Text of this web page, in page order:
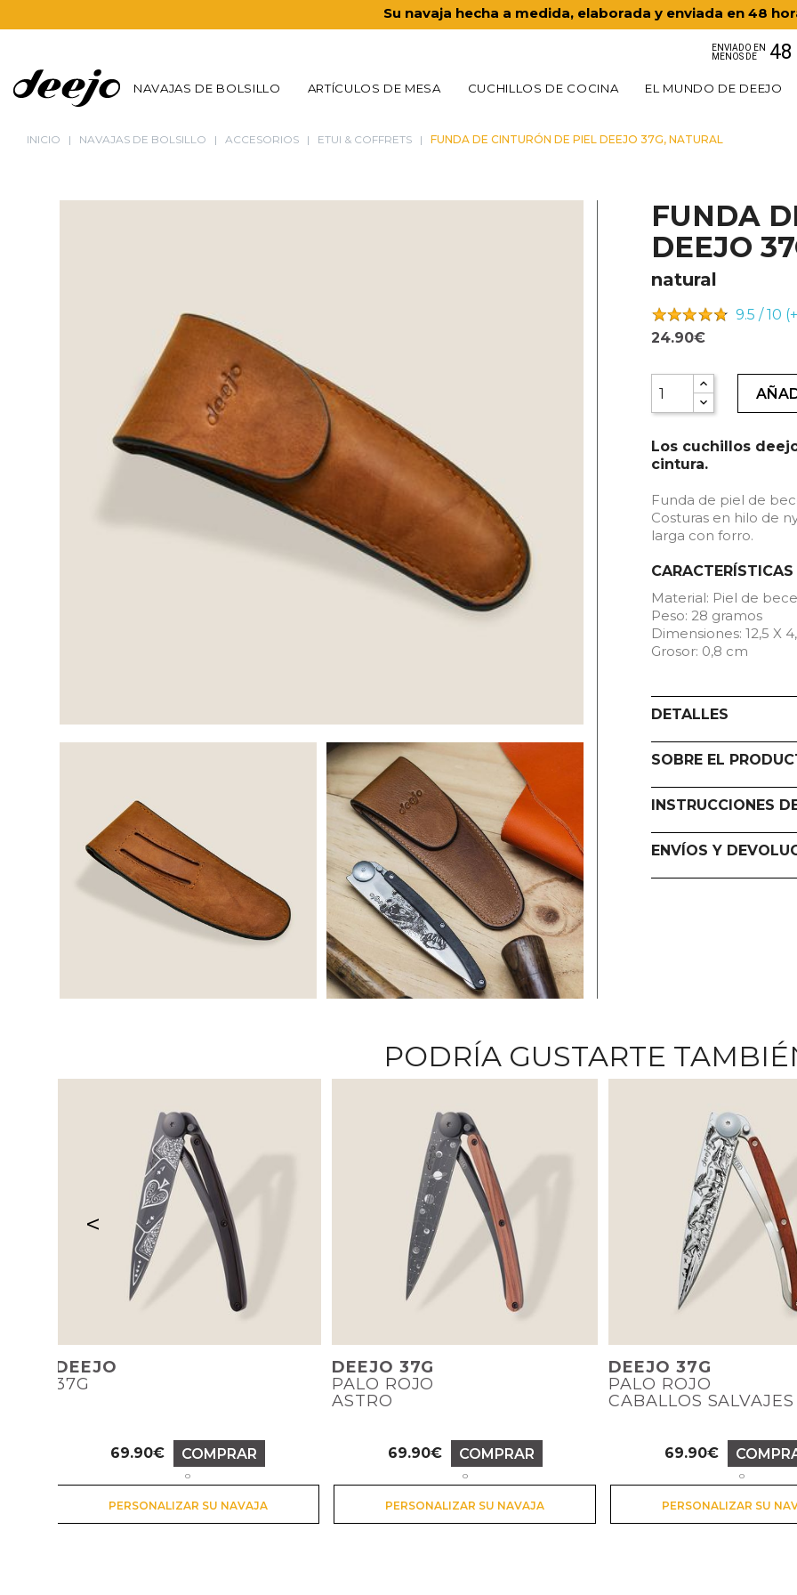
Su navaja hecha a medida, elaborada y enviada en 48
NAVAJAS DE BOLSILLO ARTÍCULOS DE MESA CUCHILLOS DE COCINA EL MUNDO DE DEEJO
ENVIADO EN
MENOS DE
48
INICIO NAVAJAS DE BOLSILLO ACCESORIOS ETUI & COFFRETS FUNDA DE CINTURÓN DE PIEL DEEJO 37G, NATURAL
FUNDA
DEEJO
natural
9.5 / 10
24.90€
Los cuchillos
cintura.
Funda de piel de
Costuras en hilo de
larga con forro.
CARACTERÍSTICAS
Material: Piel de
Peso: 28 gramos
Dimensiones: 12,5 X
Grosor: 0,8 cm
DETALLES
SOBRE EL
INSTRUCCIONES
ENVÍOS Y
PODRÍA GUSTARTE
DEEJO
37G
Precio
69.90€ COMPRAR
o
PERSONALIZAR SU NAVAJA
DEEJO 37G
PALO ROJO
ASTRO
Precio
69.90€ COMPRAR
o
PERSONALIZAR SU NAVAJA
DEEJO 37G
PALO ROJO
CABALLOS SALVAJES
Precio
69.90€
o
PERSONALIZAR SU
<